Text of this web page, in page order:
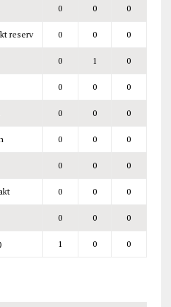
0 0 0
reserv 0 0 0
0 1 0
0 0 0
0 0 0
0 0 0
0 0 0
0 0 0
0 0 0
1 0 0